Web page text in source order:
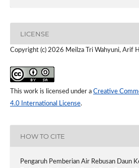
LICENSE
Copyright (c) 2026 Meilza Tri Wahyuni, Arif
This work is licensed under a Creative
4.0 International License.
HOW TO CITE
Pengaruh Pemberian Air Rebusan Daun